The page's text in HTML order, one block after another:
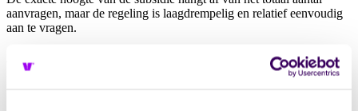
aanvragen, maar de regeling is laagdrempelig en relatief eenvoudig
aan te vragen.
Voor wie is deze subsidie interessant?